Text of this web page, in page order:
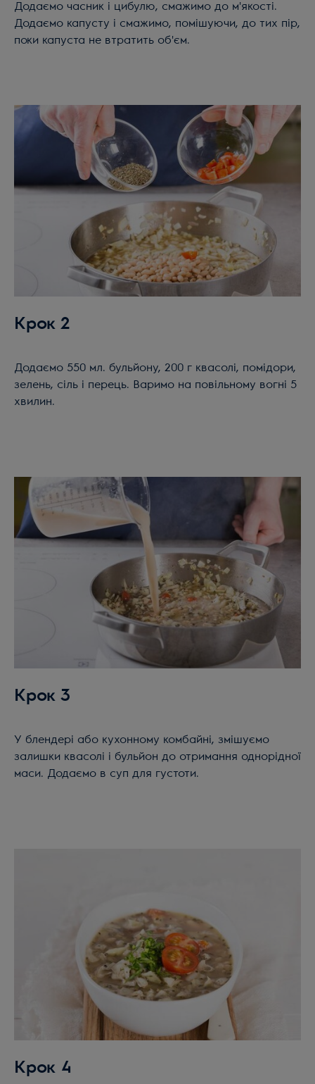
Додаємо часник і цибулю, смажимо до м'якості.
Додаємо капусту і смажимо, помішуючи, до тих пір,
поки капуста не втратить об'єм.
Крок 2
Додаємо 550 мл. бульйону, 200 г квасолі, помідори,
зелень, сіль і перець. Варимо на повільному вогні 5
хвилин.
Крок 3
У блендері або кухонному комбайні, змішуємо
залишки квасолі і бульйон до отримання однорідної
маси. Додаємо в суп для густоти.
Крок 4